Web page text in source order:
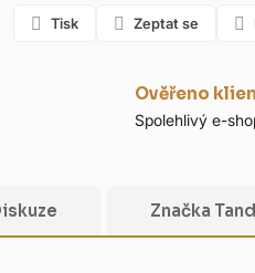
Tisk Zeptat se
Ověřeno
Spolehlivý e-
Značka